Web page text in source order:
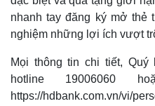
nhanh tay đăng ký mở thẻ
nghiệm những lợi ích vượt
Mọi thông tin chi tiết,
hotline 19006060
https://hdbank.com.vn/vi/